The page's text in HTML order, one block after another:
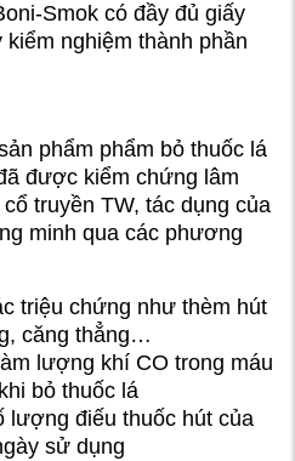
Smok có đầy đủ giấy
nghiệm thành phần
phẩm phẩm bỏ thuốc lá
được kiểm chứng lâm
truyền TW, tác dụng của
minh qua các phương
triệu chứng như thèm hút
căng thẳng…
lượng khí CO trong máu
bỏ thuốc lá
lượng điếu thuốc hút của
sử dụng